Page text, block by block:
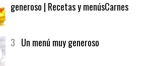
2El solomillo de buey y un vino